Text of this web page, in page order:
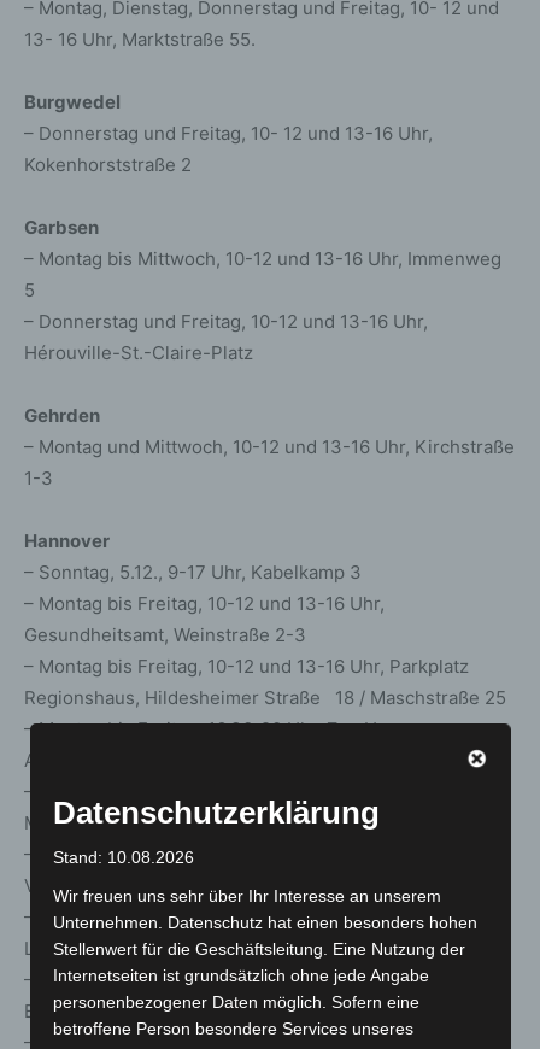
– Montag, Dienstag, Donnerstag und Freitag, 10- 12 und
13- 16 Uhr, Marktstraße 55.
Burgwedel
– Donnerstag und Freitag, 10- 12 und 13-16 Uhr,
Kokenhorststraße 2
Garbsen
– Montag bis Mittwoch, 10-12 und 13-16 Uhr, Immenweg
5
– Donnerstag und Freitag, 10-12 und 13-16 Uhr,
Hérouville-St.-Claire-Platz
Gehrden
– Montag und Mittwoch, 10-12 und 13-16 Uhr, Kirchstraße
1-3
Hannover
– Sonntag, 5.12., 9-17 Uhr, Kabelkamp 3
– Montag bis Freitag, 10-12 und 13-16 Uhr,
Gesundheitsamt, Weinstraße 2-3
– Montag bis Freitag, 10-12 und 13-16 Uhr, Parkplatz
Regionshaus, Hildesheimer Straße 18 / Maschstraße 25
– Montag bis Freitag, 16.30-20 Uhr, Zoo Hannover,
Adenauerallee 3
– Montag bis Freitag, 10-12 und 13-16 Uhr, Mühlenberger
Markt 5, Mühlenberg
– Montag bis Freitag, 10-12 und 13-17 Uhr, Freizeitheim
Vahrenwald, Vahrenwalder Straße 92
– Montag bis Freitag, 10-12 und 13-16 Uhr, Mensa der
Leibniz-Universität, Callinstraße 23
– Montag bis Freitag, 16-20 Uhr, Sophienklinik,
Bischofsholer Damm 160
– Montag bis Freitag, 10-12 und 13-17 Uhr, Dietrich-
Datenschutzerklärung
Stand: 10.08.2026
Wir freuen uns sehr über Ihr Interesse an unserem
Unternehmen. Datenschutz hat einen besonders hohen
Stellenwert für die Geschäftsleitung. Eine Nutzung der
Internetseiten ist grundsätzlich ohne jede Angabe
personenbezogener Daten möglich. Sofern eine
betroffene Person besondere Services unseres